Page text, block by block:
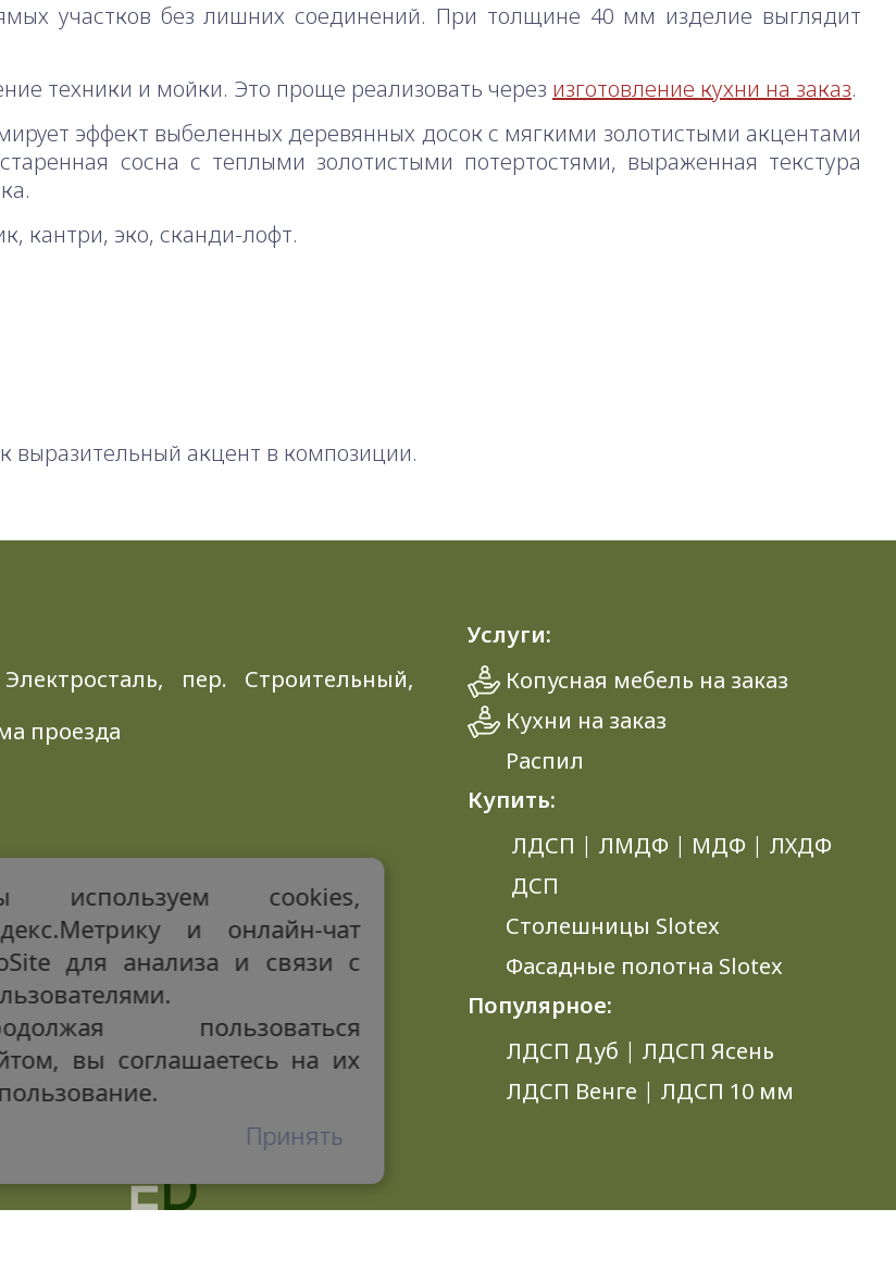
участков без лишних соединений. При толщине 40 мм изделие выглядит
техники и мойки. Это проще реализовать через изготовление кухни на заказ.
эффект выбеленных деревянных досок с мягкими золотистыми акцентами
сосна с теплыми золотистыми потертостями, выраженная текстура
кантри, эко, сканди-лофт.
выразительный акцент в композиции.
пер. Строительный,
проезда
Услуги:
Копусная мебель на заказ
Кухни на заказ
Распил
Купить:
ЛДСП | ЛМДФ | МДФ | ЛХДФ
ДСП
Столешницы Slotex
Фасадные полотна Slotex
Популярное:
ЛДСП Дуб | ЛДСП Ясень
ЛДСП Венге | ЛДСП 10 мм
используем cookies,
и онлайн-чат
для анализа и связи с
пользоваться
вы соглашаетесь на их
Принять